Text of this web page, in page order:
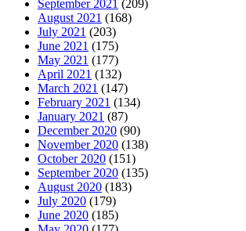
September 2021 (209)
August 2021 (168)
July 2021 (203)
June 2021 (175)
May 2021 (177)
April 2021 (132)
March 2021 (147)
February 2021 (134)
January 2021 (87)
December 2020 (90)
November 2020 (138)
October 2020 (151)
September 2020 (135)
August 2020 (183)
July 2020 (179)
June 2020 (185)